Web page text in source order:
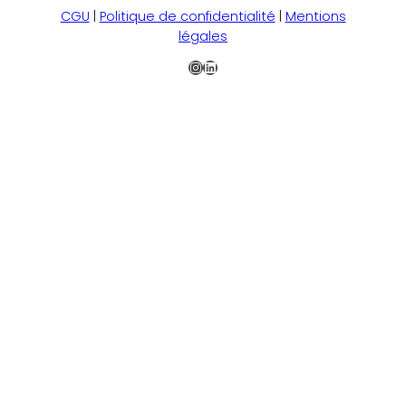
CGU Politique de confidentialité Mentions
légales
Instagram
LinkedIn